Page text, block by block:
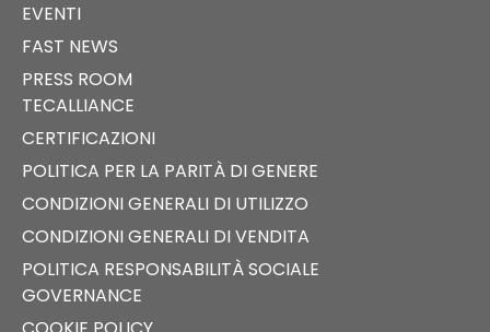
EVENTI
FAST NEWS
PRESS ROOM
TECALLIANCE
CERTIFICAZIONI
POLITICA PER LA PARITÀ DI GENERE
CONDIZIONI GENERALI DI UTILIZZO
CONDIZIONI GENERALI DI VENDITA
POLITICA RESPONSABILITÀ SOCIALE
GOVERNANCE